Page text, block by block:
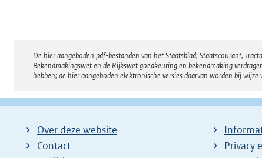
Disclaimer
De hier aangeboden pdf-bestanden van het Staatsblad, Staatscourant,
Bekendmakingswet en de Rijkswet goedkeuring en bekendmaking
hebben; de hier aangeboden elektronische versies daarvan worden bij wijze
Over deze website
Contact
Privacy